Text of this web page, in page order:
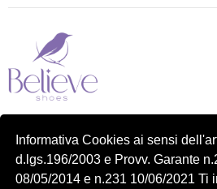
Informativa Cookies ai sensi
d.lgs.196/2003 e Provv. Garante
08/05/2014 e n.231 10/06/2021 Ti
P.IVA 14822091006
N.REA: RM-1548401
C.SOCIALE: €10,00